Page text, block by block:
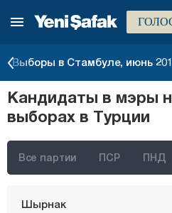
Выборы в Стамбуле, июнь
Кандидаты в мэры
выборах в Турции
Все партии ПСР ПНД
Османие
Самсун
Шанлыурфа
Синоп
Шырнак